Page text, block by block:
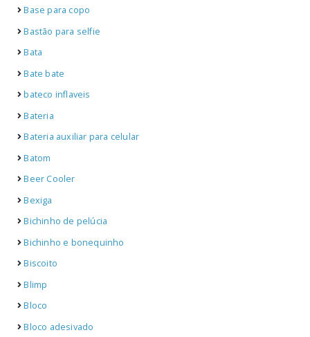
Base para copo
Bastão para selfie
Bata
Bate bate
bateco inflaveis
Bateria
Bateria auxiliar para celular
Batom
Beer Cooler
Bexiga
Bichinho de pelúcia
Bichinho e bonequinho
Biscoito
Blimp
Bloco
Bloco adesivado